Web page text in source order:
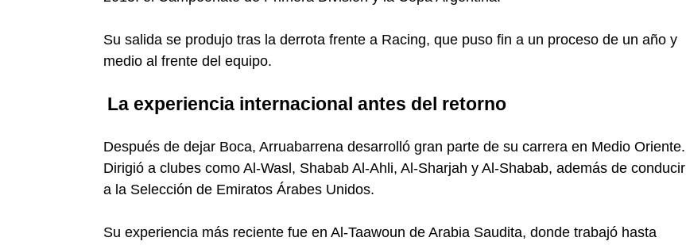
Su salida se produjo tras la derrota frente a Racing, que puso fin a un proceso de un año y
medio al frente del equipo.
La experiencia internacional antes del retorno
Después de dejar Boca, Arruabarrena desarrolló gran parte de su carrera en Medio Oriente.
Dirigió a clubes como Al-Wasl, Shabab Al-Ahli, Al-Sharjah y Al-Shabab, además de conducir
a la Selección de Emiratos Árabes Unidos.
Su experiencia más reciente fue en Al-Taawoun de Arabia Saudita, donde trabajó hasta